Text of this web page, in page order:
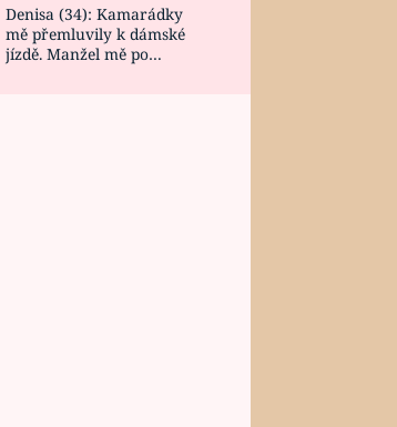
Denisa (34): Kamarádky
mě přemluvily k dámské
jízdě. Manžel mě po